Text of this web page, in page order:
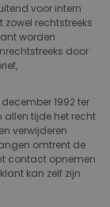
voor intern
rechtstreeks
worden
door
1992 ter
allen tijde het recht
verwijderen
omtrent de
contact opnemen
kan zelf zijn